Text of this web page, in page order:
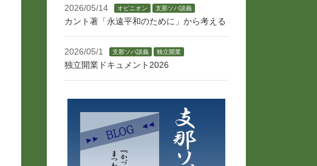
2026/05/14 オピニオン 支那ソバ談義
カント著「永遠平和のために」から考える
2026/05/1 支那ソバ談義 独立開業
独立開業ドキュメント2026